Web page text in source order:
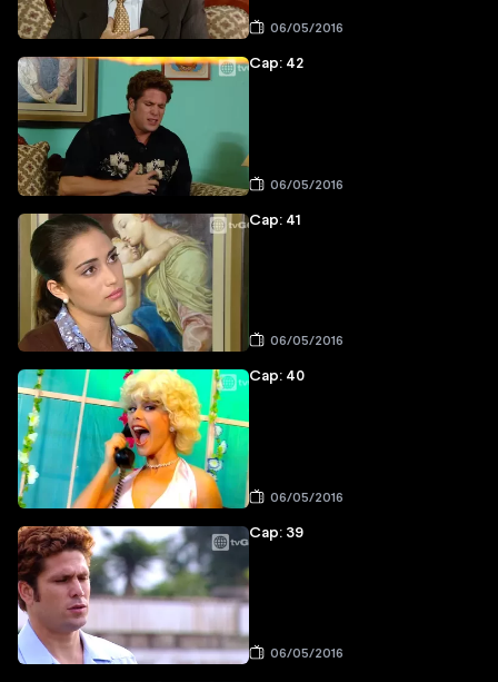
06/05/2016
Cap: 42
06/05/2016
Cap: 41
06/05/2016
Cap: 40
06/05/2016
Cap: 39
06/05/2016